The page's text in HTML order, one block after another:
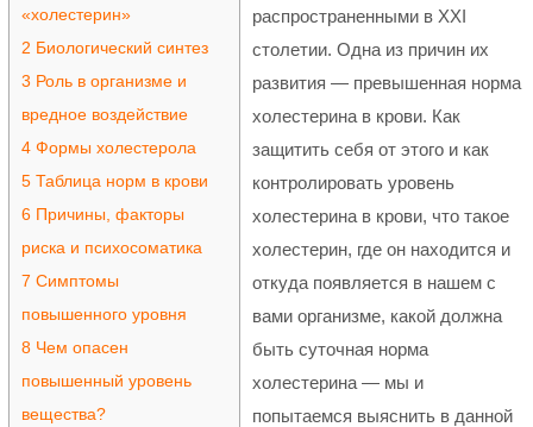
«холестерин»
2 Биологический синтез
3 Роль в организме и
вредное воздействие
4 Формы холестерола
5 Таблица норм в крови
6 Причины, факторы
риска и психосоматика
7 Симптомы
повышенного уровня
8 Чем опасен
повышенный уровень
вещества?
распространенными в XXI
столетии. Одна из причин их
развития — превышенная норма
холестерина в крови. Как
защитить себя от этого и как
контролировать уровень
холестерина в крови, что такое
холестерин, где он находится и
откуда появляется в нашем с
вами организме, какой должна
быть суточная норма
холестерина — мы и
попытаемся выяснить в данной